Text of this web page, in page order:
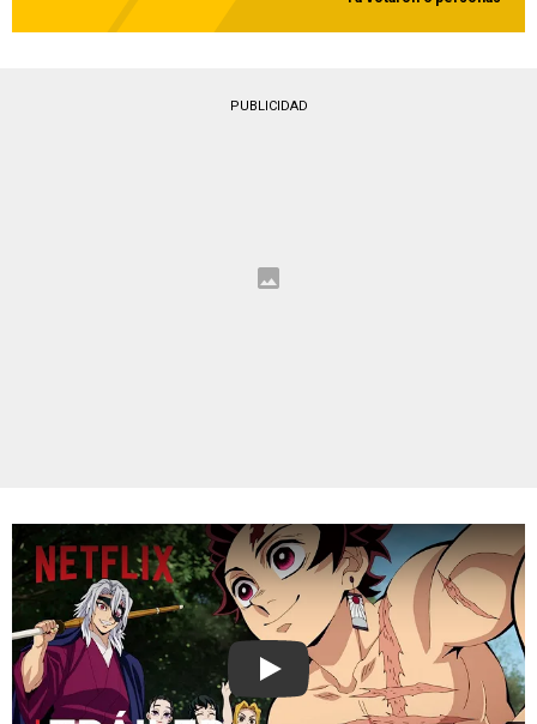
PUBLICIDAD
Play